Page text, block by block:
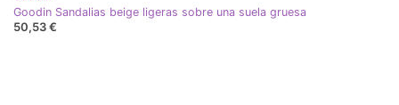
Goodin Sandalias beige ligeras sobre una suela gruesa
50,53 €